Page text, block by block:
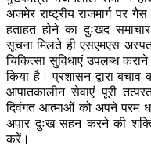
अजमेर राष्ट्रीय राजमार्ग पर
हताहत होने का दुःखद
सूचना मिलते ही एसएमएस
चिकित्सा सुविधाएं उपलब्ध
किया है। प्रशासन द्वारा
आपातकालीन सेवाएं पूरी
दिवंगत आत्माओं को अपने परम
अपार दुःख सहन करने की
करें।